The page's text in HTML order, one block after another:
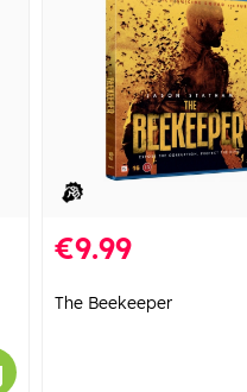
€9.99
The Beekeeper